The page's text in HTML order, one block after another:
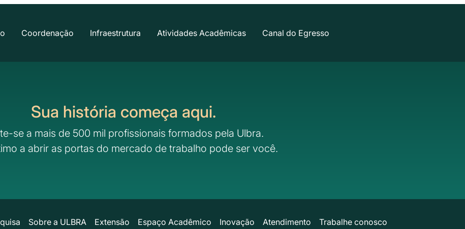
Coordenação Infraestrutura Atividades Acadêmicas Canal do Egresso
Sua história começa aqui.
se a mais de 500 mil profissionais formados pela Ulbra.
a abrir as portas do mercado de trabalho pode ser você.
Sobre a ULBRA Extensão Espaço Acadêmico Inovação Atendimento Trabalhe conosco